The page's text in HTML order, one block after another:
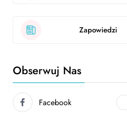
Zapowiedzi
Obserwuj Nas
Facebook